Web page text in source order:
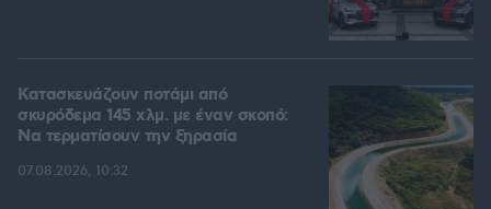
Κατασκευάζουν ποτάμι από
σκυρόδεμα 145 χλμ. με έναν σκοπό:
Να τερματίσουν την ξηρασία
07.08.2026, 10:32